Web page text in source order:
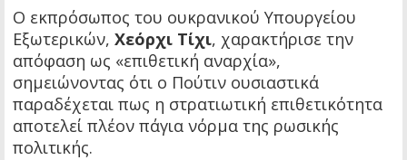
Ο εκπρόσωπος του ουκρανικού Υπουργείου
Εξωτερικών, Χεόρχι Τίχι, χαρακτήρισε την
απόφαση ως «επιθετική αναρχία»,
σημειώνοντας ότι ο Πούτιν ουσιαστικά
παραδέχεται πως η στρατιωτική επιθετικότητα
αποτελεί πλέον πάγια νόρμα της ρωσικής
πολιτικής.